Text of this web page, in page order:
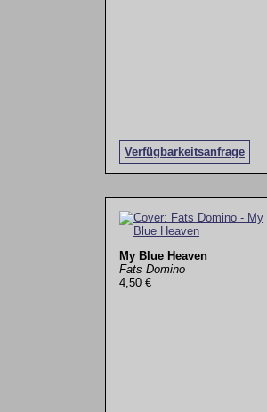
Verfügbarkeitsanfrage
My Blue Heaven
Fats Domino
4,50 €